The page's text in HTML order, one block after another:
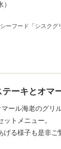
ーフード「シスクグ
ーキとオマ
ール海老のグリ
トメニュー。
げる様子も是非ご